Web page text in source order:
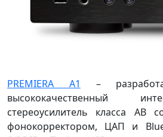
PREMIERA A1
–
высококачественный
стереоусилитель класса
фонокорректором, ЦАП и